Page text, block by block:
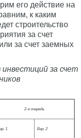
его действие на
к каким
строительство
за счет
за счет заемных
за счет
2-я очередь
1 Вар. 2